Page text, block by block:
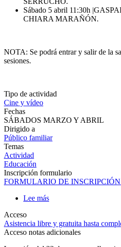
Sábado 29 de marzo 11:30H |
SERRUCHO.
Sábado 5 abril 11:30h
NOTA: Se podrá entrar y salir de la
Tipo de actividad
Cine y vídeo
Fechas
SÁBADOS MARZO Y ABRIL
Dirigido a
Público familiar
Temas
Actividad
Educación
Inscripción formulario
CINE
EXPANDIDO
Acceso
Asistencia libre y gratuita hasta